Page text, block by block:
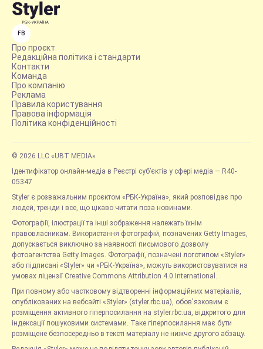
FB
Про проєкт
Редакційна політика і стандарти
Контакти
Команда
Про компанію
Реклама
Правила користування
Правова інформація
Політика конфіденційності
© 2026 LLC «UBT MEDIA»
Ідентифікатор онлайн-медіа в Реєстрі суб’єктів у сфері медіа — R40-
05347
Styler є розважальним проєктом «РБК-Україна», який розповідає про
людей, тренди і все, що цікаво читати поза новинами.
Фотографії, ілюстрації та інші зображення належать їхнім
правовласникам. Використання фотографій, позначених Getty Images,
допускається виключно за наявності письмового дозволу
фотоагентства Getty Images. Фотографії, позначені логотипом «Styler»
або підписані «Styler» чи «РБК-Україна», можуть використовуватися на
умовах ліцензії Creative Commons Attribution 4.0 International.
При повному або частковому відтворенні інформаційних матеріалів,
опублікованих на вебсайті «Styler» (styler.rbc.ua), обов'язковим є
розміщення активного гіперпосилання на styler.rbc.ua, відкритого для
індексації пошуковими системами. Таке гіперпосилання має бути
розміщене безпосередньо в тексті матеріалу не нижче другого абзацу.